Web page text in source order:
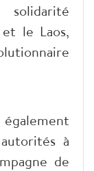
le Laos,
à
de